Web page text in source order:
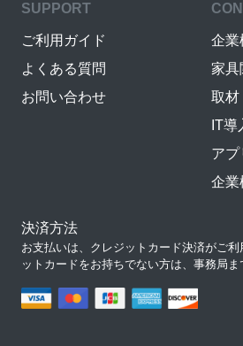
SUPPORT
ご利用ガイド
よくある質問
お問い合わせ
企業
家具
取材
IT
アプ
企業
決済方法
お支払いは、クレジットカード決済がご
ットカードをお持ちでない方は、事務局ま